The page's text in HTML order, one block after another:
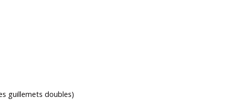
guillemets doubles)